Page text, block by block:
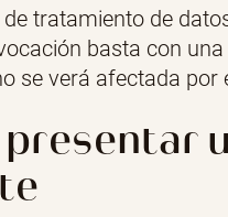
tratamiento de
basta con
se verá afectada por
presentar